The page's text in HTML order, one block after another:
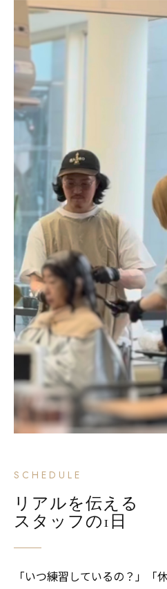
SCHEDULE
リアルを伝える
スタッフの1日
「いつ練習しているの？」「